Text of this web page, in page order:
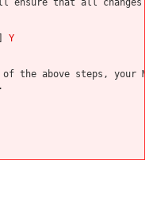
Y
the above steps, your